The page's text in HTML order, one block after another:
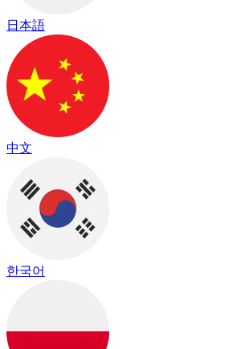
日本語
中文
한국어